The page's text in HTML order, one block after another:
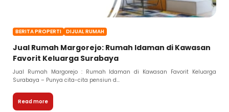
BERITA PROPERTI DIJUAL RUMAH
Jual Rumah Margorejo: Rumah Idaman di Kawasan
Favorit Keluarga Surabaya
Jual Rumah Margorejo : Rumah Idaman di Kawasan Favorit Keluarga
Surabaya – Punya cita-cita pensiun d...
Read more